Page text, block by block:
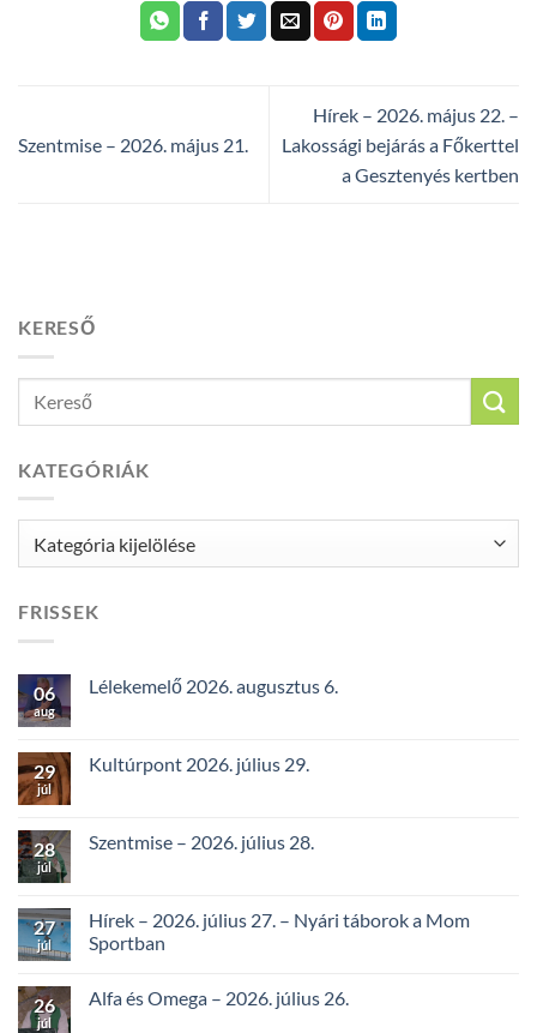
Szentmise – 2026. május 21.
Hírek – 2026. május 22. –
Lakossági bejárás a Főkerttel
a Gesztenyés kertben
KERESŐ
KATEGÓRIÁK
FRISSEK
06
aug
Lélekemelő 2026. augusztus 6.
29
júl
Kultúrpont 2026. július 29.
28
júl
Szentmise – 2026. július 28.
27
júl
Hírek – 2026. július 27. – Nyári táborok a Mom
Sportban
26
júl
Alfa és Omega – 2026. július 26.